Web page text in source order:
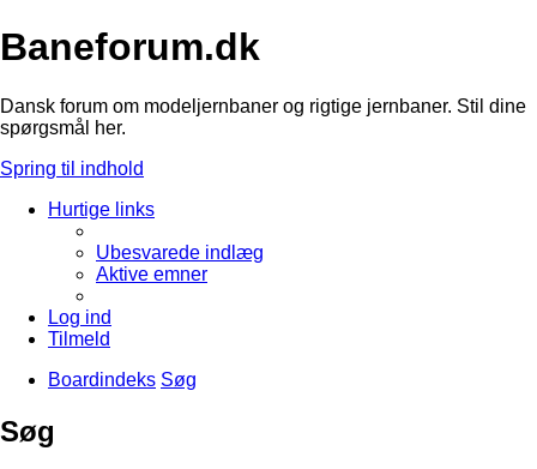
Baneforum.dk
Dansk forum om modeljernbaner og rigtige jernbaner. Stil dine
spørgsmål her.
Spring til indhold
Hurtige links
Ubesvarede indlæg
Aktive emner
Log ind
Tilmeld
Boardindeks Søg
Søg